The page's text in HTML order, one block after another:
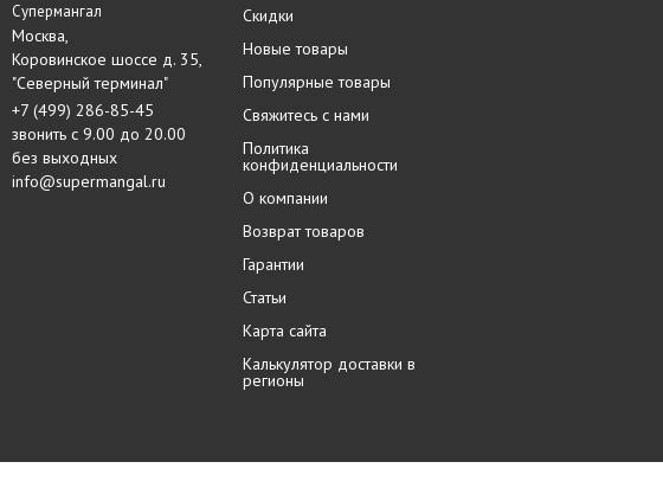
Супермангал
Москва,
Коровинское шоссе д. 35,
"Северный терминал"
+7 (499) 286-85-45
звонить с 9.00 до 20.00
без выходных
info@supermangal.ru
Скидки
Новые товары
Популярные товары
Свяжитесь с нами
Политика
конфиденциальности
О компании
Возврат товаров
Гарантии
Статьи
Карта сайта
Калькулятор доставки в
регионы